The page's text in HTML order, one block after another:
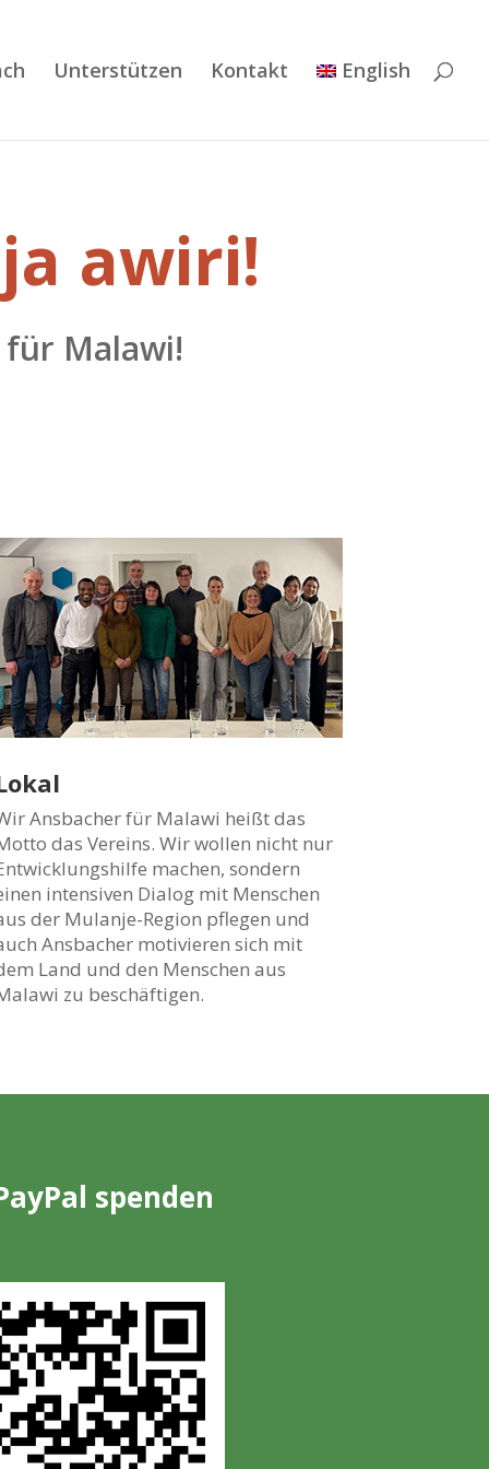
Unterstützen Kontakt English
awiri!
Malawi!
Ansbacher für Malawi heißt das
das Vereins. Wir wollen nicht nur
machen, sondern
intensiven Dialog mit Menschen
der Mulanje-Region pflegen und
Ansbacher motivieren sich mit
Land und den Menschen aus
zu beschäftigen.
spenden